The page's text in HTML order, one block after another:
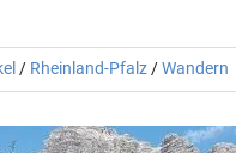
/ Rheinland-Pfalz/Wandern